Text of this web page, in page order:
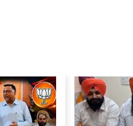
ਪਾਵਰਕਾਮ ਦਫ਼ਤਰ ਦਾ ਘਿਰਾਓSaved as
ਨਗਰ ਨਿਗਮ ਚੋਣਾਂ : ਸ਼੍ਰੋਮਣੀ ਅਕਾਲੀ ਦਲ
ਬਾਦਲ ਦੇ ਉਮੀਦਵਾਰਾਂ ਵਲੋਂ ਨਾਮਜ਼ਦਗੀਆਂ ਦੀ
ਪ੍ਰਕਿਰਿਆ ਜਾਰੀ